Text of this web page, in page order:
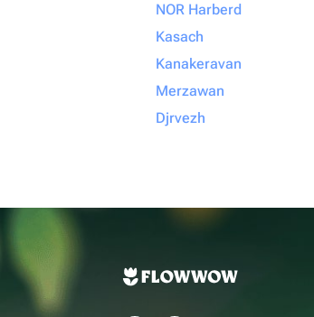
NOR Harberd
Kasach
Kanakeravan
Merzawan
Djrvezh